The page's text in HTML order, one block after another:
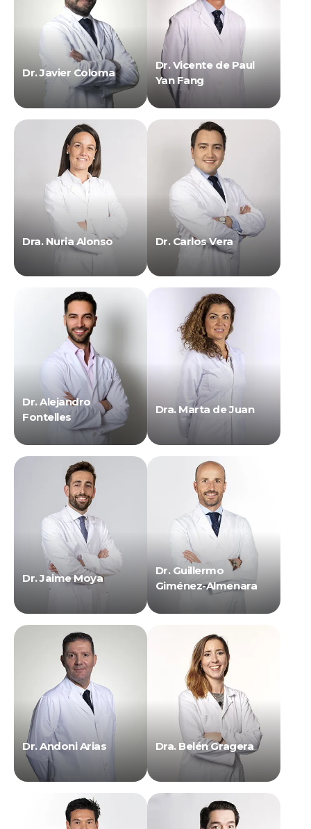
Dr. Javier Coloma
Dr. Vicente de Paul
Yan Fang
Dra. Nuria Alonso Dr. Carlos Vera
Dr. Alejandro
Fontelles
Dra. Marta de Juan
Dr. Jaime Moya
Dr. Guillermo
Giménez-Almenara
Dr. Andoni Arias Dra. Belén Gragera